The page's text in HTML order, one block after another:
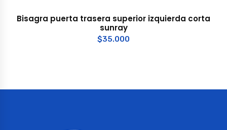
Bisagra puerta trasera superior izquierda corta
sunray
$35.000